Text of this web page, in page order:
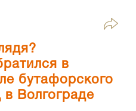
в
бутафорского
Волгограде